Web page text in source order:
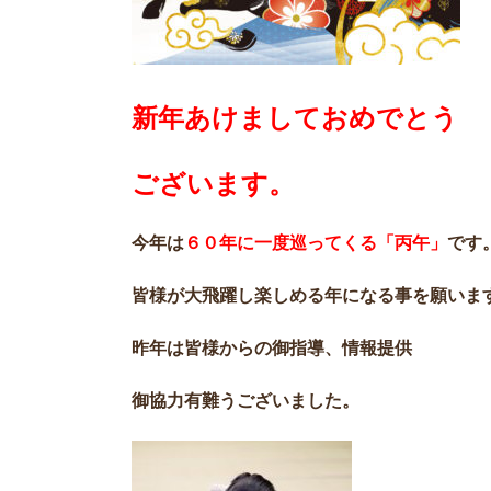
新年あけましておめでとう
ございます。
今年は ６０年に一度巡ってくる「丙午」 です
皆様が大飛躍し楽しめる年になる事を願いま
昨年は皆様からの御指導、情報提供
御協力有難うございました。